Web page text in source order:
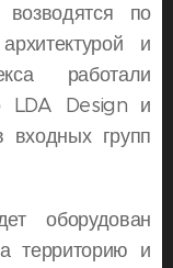
по
и
работали
LDA Design и
групп
оборудован
территорию и